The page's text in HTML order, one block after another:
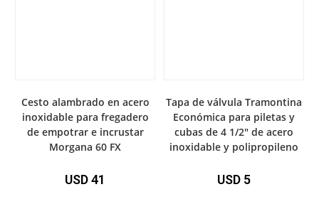
Cesto alambrado en acero
inoxidable para fregadero
de empotrar e incrustar
Morgana 60 FX
USD41
Tapa de válvula Tramontina
Económica para piletas y
cubas de 4 1/2″ de acero
inoxidable y polipropileno
USD 5